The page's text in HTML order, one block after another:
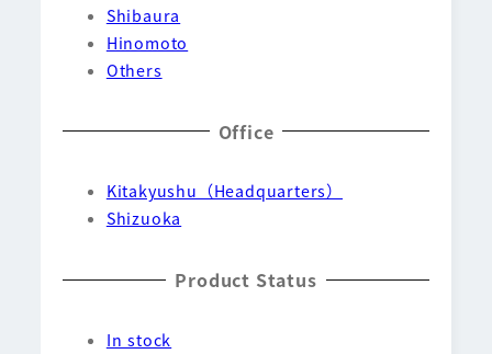
Shibaura
Hinomoto
Others
Office
Kitakyushu（Headquarters）
Shizuoka
Product Status
In stock